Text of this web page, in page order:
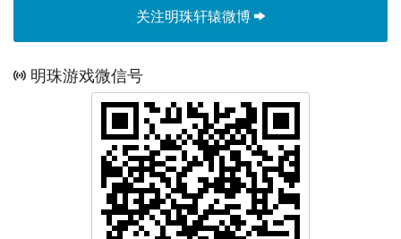
关注明珠轩辕微博
明珠游戏微信号